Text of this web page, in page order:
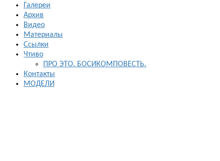
Галереи
Архив
Видео
Материалы
Ссылки
Чтиво
ПРО ЭТО. БОСИКОМПОВЕСТЬ.
Контакты
МОДЕЛИ